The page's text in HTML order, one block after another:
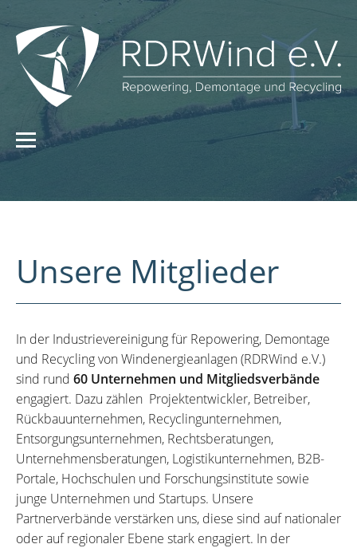
Unsere Mitglieder
In der Industrievereinigung für Repowering, Demontage
und Recycling von Windenergieanlagen (RDRWind e.V.)
sind rund 60 Unternehmen und Mitgliedsverbände
engagiert. Dazu zählen Projektentwickler, Betreiber,
Rückbauunternehmen, Recyclingunternehmen,
Entsorgungsunternehmen, Rechtsberatungen,
Unternehmensberatungen, Logistikunternehmen, B2B-
Portale, Hochschulen und Forschungsinstitute sowie
junge Unternehmen und Startups. Unsere
Partnerverbände verstärken uns, diese sind auf nationaler
oder auf regionaler Ebene stark engagiert. In der